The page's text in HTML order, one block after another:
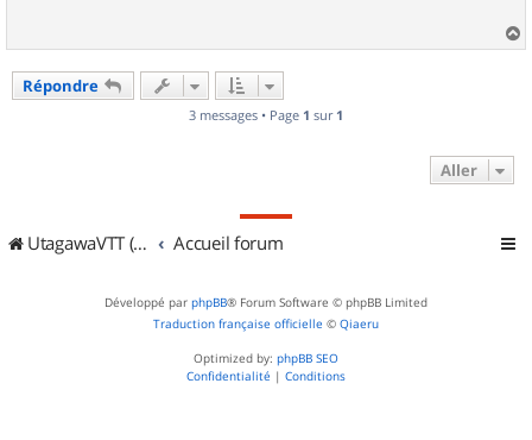
e
a
Répondre
3 messages • Page 1 sur 1
Aller
UtagawaVTT (Randos VTT et VTTAE avec traces GPS) Accueil forum
Développé par phpBB® Forum Software © phpBB Limited
Traduction française officielle © Qiaeru
Optimized by: phpBB SEO
Confidentialité | Conditions